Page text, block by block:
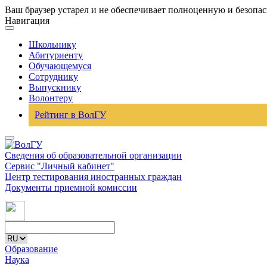
Ваш браузер устарел и не обеспечивает полноценную и
Навигация
Школьнику
Абитуриенту
Обучающемуся
Сотруднику
Выпускнику
Волонтеру
Рейтинг в ВолГУ
Сведения об образовательной организации
Сервис "Личный кабинет"
Центр тестирования иностранных граждан
Документы приемной комиссии
Образование
Наука